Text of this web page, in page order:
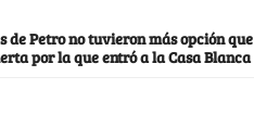
de Petro no tuvieron más opción que
por la que entró a la Casa Blanca